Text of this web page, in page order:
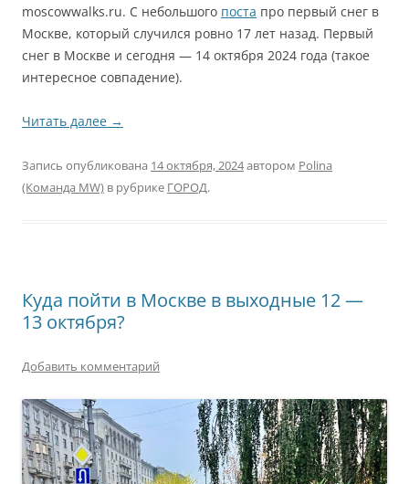
moscowwalks.ru. С небольшого поста про первый снег в
Москве, который случился ровно 17 лет назад. Первый
снег в Москве и сегодня — 14 октября 2024 года (такое
интересное совпадение).
Читать далее →
Запись опубликована 14 октября, 2024автором Polina
(Команда MW) в рубрике ГОРОД.
Куда пойти в Москве в выходные 12 —
13 октября?
Добавить комментарий